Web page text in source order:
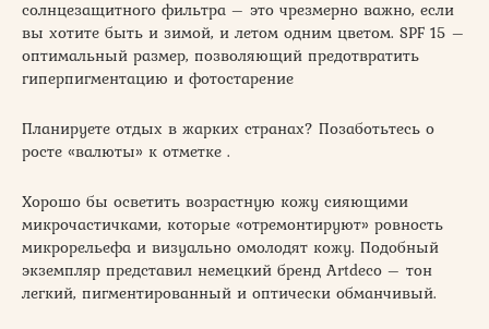
солнцезащитного фильтра – это чрезмерно важно, если
вы хотите быть и зимой, и летом одним цветом. SPF 15 –
оптимальный размер, позволяющий предотвратить
гиперпигментацию и фотостарение
Планируете отдых в жарких странах? Позаботьтесь о
росте «валюты» к отметке .
Хорошо бы осветить возрастную кожу сияющими
микрочастичками, которые «отремонтируют» ровность
микрорельефа и визуально омолодят кожу. Подобный
экземпляр представил немецкий бренд Artdeco – тон
легкий, пигментированный и оптически обманчивый.